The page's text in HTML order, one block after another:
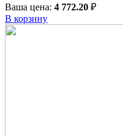
Ваша цена: 4 772.20 ₽
В корзину